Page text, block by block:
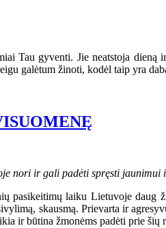
Tau gyventi. Jie neatstoja dieną
galėtum žinoti, kodėl taip yra
nori ir gali padėti spręsti jaunimui
laiku Lietuvoje daug
skausmą. Prievarta ir
ir būtina žmonėms padėti prie